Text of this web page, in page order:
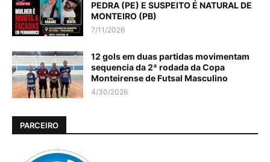
PEDRA (PE) E SUSPEITO É NATURAL DE
MONTEIRO (PB)
7/11/2026
12 gols em duas partidas movimentam
sequencia da 2ª rodada da Copa
Monteirense de Futsal Masculino
4/30/2026
PARCEIRO